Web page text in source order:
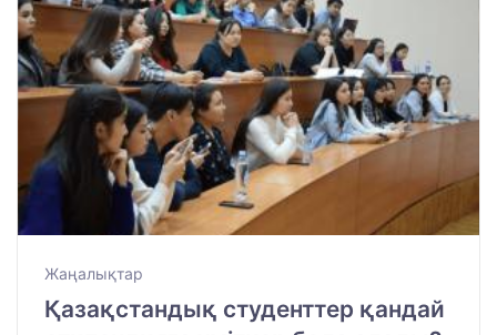
Жаңалықтар
Қазақстандық студенттер қандай